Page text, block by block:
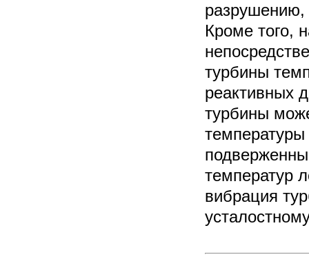
разрушению,
Кроме того,
турбины
реактивных
турбины
температуры
температур
вибрация